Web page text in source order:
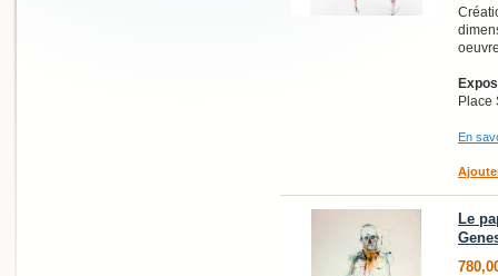
Place
En
Le